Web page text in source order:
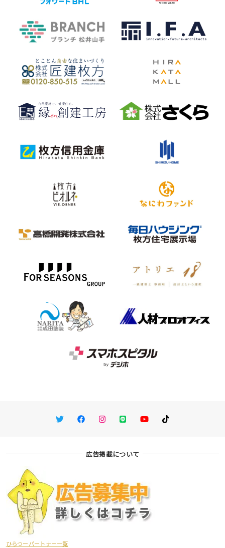
TwitterFacebookInstagram
LINE You TubeTikTok
広告掲載について
ひらつーパートナー一覧